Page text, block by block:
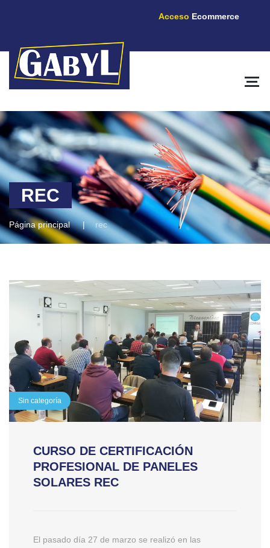
REC
Página principal rec
Sin categoría
CURSO DE CERTIFICACIÓN
PROFESIONAL DE PANELES
SOLARES REC
El pasado día 27 de marzo se realizó en las
Acceso Ecommerce